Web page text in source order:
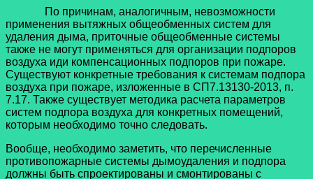
По причинам, аналогичным, невозможности
применения вытяжных общеобменных систем для
удаления дыма, приточные общеобменные системы
также не могут применяться для организации подпоров
воздуха иди компенсационных подпоров при пожаре.
Существуют конкретные требования к системам подпора
воздуха при пожаре, изложенные в СП7.13130-2013, п.
7.17. Также существует методика расчета параметров
систем подпора воздуха для конкретных помещений,
которым необходимо точно следовать.
Вообще, необходимо заметить, что перечисленные
противопожарные системы дымоудаления и подпора
должны быть спроектированы и смонтированы с